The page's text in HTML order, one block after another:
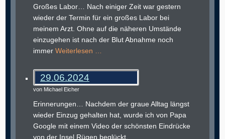
Großes Labor… Nach einiger Zeit war gestern
wieder der Termin für ein großes Labor bei
meinem Arzt. Ohne auf die näheren Umstände
einzugehen ist nach der Blut Abnahme noch
immerWeiterlesen …
29.06.2024
von Michael Eicher
Erinnerungen… Nachdem der graue Alltag längst
wieder Einzug gehalten hat, wurde ich von Papa
Google mit einem Video der schönsten Eindrücke
von der Insel Rügen beglückt.